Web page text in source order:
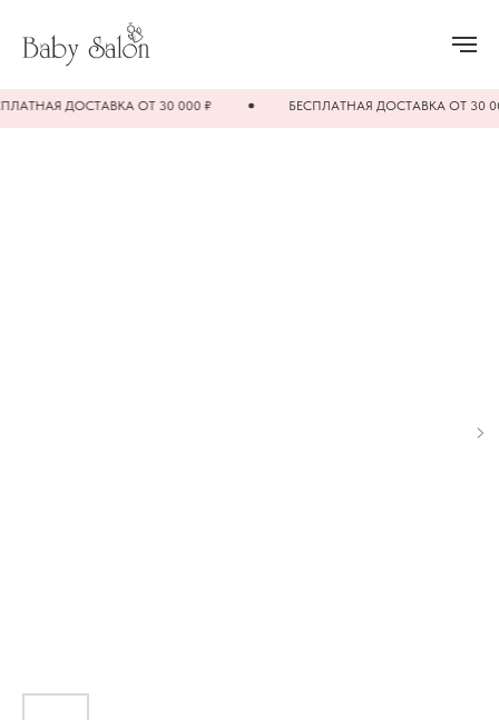
ДОСТАВКА ОТ 30 000 ₽ БЕСПЛАТНАЯ ДОСТАВКА ОТ 30 000